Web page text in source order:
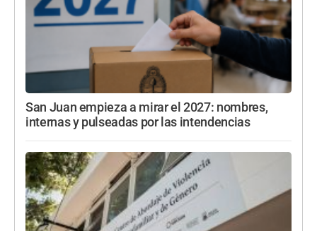
San Juan empieza a mirar el 2027: nombres,
internas y pulseadas por las intendencias